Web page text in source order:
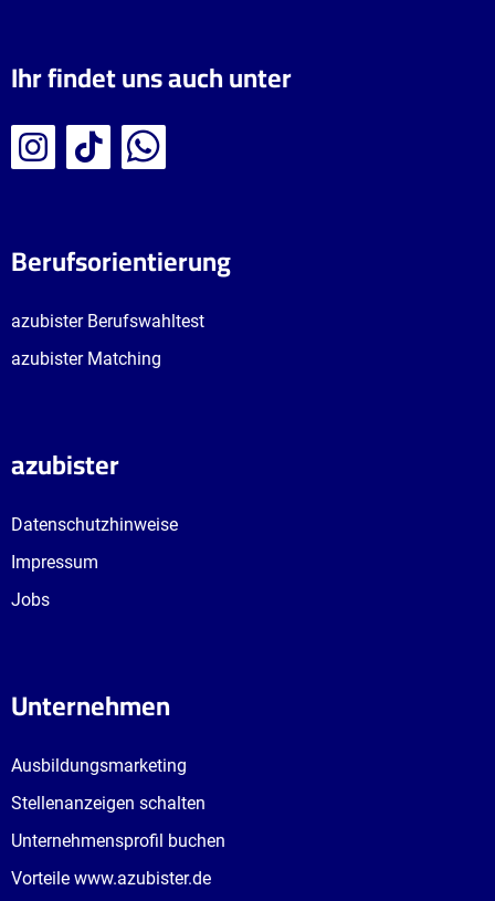
Ihr findet uns auch unter
Berufsorientierung
azubister Berufswahltest
azubister Matching
azubister
Datenschutzhinweise
Impressum
Jobs
Unternehmen
Ausbildungsmarketing
Stellenanzeigen schalten
Unternehmensprofil buchen
Vorteile www.azubister.de